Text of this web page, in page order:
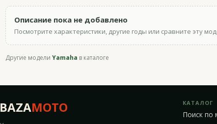
Описание пока не добавлено
Посмотрите характеристики, другие годы или сравните эту
Другие модели Yamaha в каталоге
BAZAMOTO КАТАЛОГ
Поиск по